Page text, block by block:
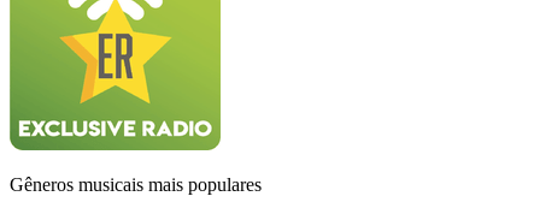
Gêneros musicais mais populares